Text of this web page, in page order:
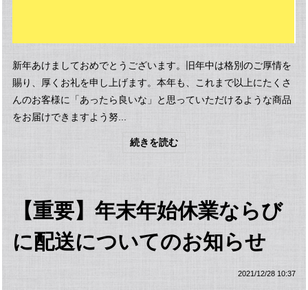
新年あけましておめでとうございます。旧年中は格別のご厚情を
賜り、厚くお礼を申し上げます。本年も、これまで以上にたくさ
んのお客様に「あったら良いな」と思っていただけるような商品
をお届けできますよう努...
続きを読む
【重要】年末年始休業ならび
に配送についてのお知らせ
2021/12/28 10:37